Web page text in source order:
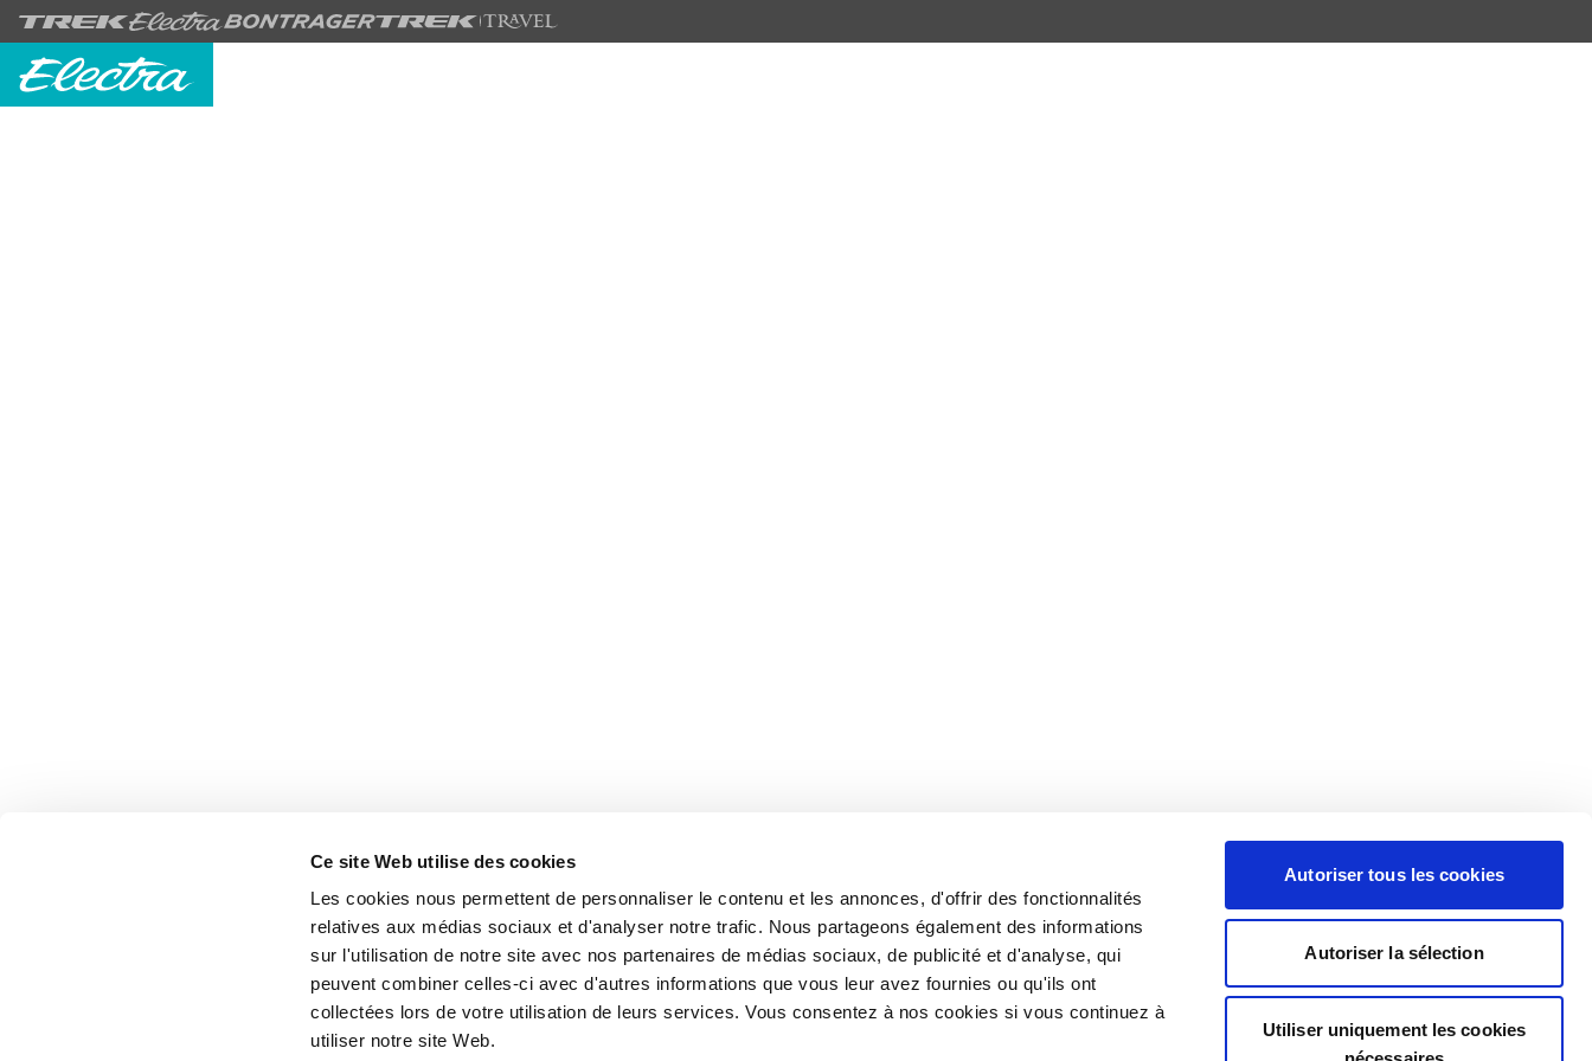
Ce site Web utilise des cookies
Les cookies nous permettent de personnaliser le contenu et les annonces, d'offrir des fonctionnalités
relatives aux médias sociaux et d'analyser notre trafic. Nous partageons également des informations
sur l'utilisation de notre site avec nos partenaires de médias sociaux, de publicité et d'analyse, qui
peuvent combiner celles-ci avec d'autres informations que vous leur avez fournies ou qu'ils ont
collectées lors de votre utilisation de leurs services. Vous consentez à nos cookies si vous continuez à
utiliser notre site Web.
Autoriser tous les cookies
Autoriser la sélection
Utiliser uniquement les cookies